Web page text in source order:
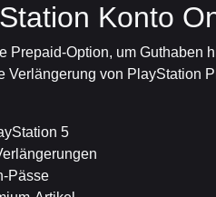
Konto
Prepaid-Option, um
von PlayStation
5
Pässe